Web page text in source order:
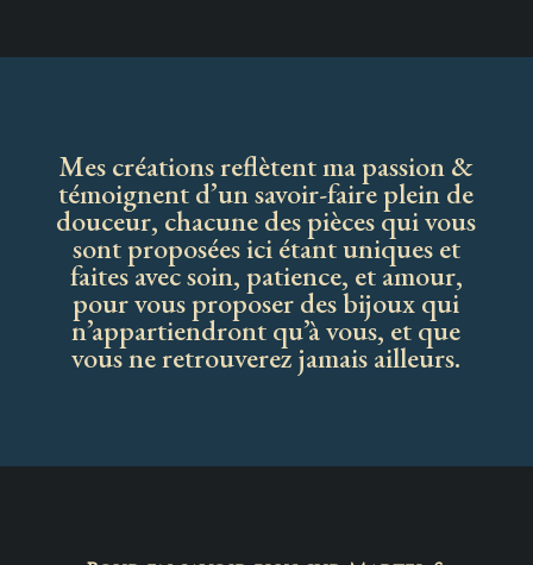
Mes créations reflètent ma passion &
témoignent d’un savoir-faire plein de
douceur, chacune des pièces qui vous
sont proposées ici étant uniques et
faites avec soin, patience, et amour,
pour vous proposer des bijoux qui
n’appartiendront qu’à vous, et que
vous ne retrouverez jamais ailleurs.